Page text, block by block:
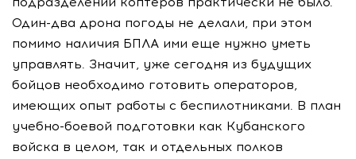
Один-два дрона погоды не делали, при этом
помимо наличия БПЛА ими еще нужно уметь
управлять. Значит, уже сегодня из будущих
бойцов необходимо готовить операторов,
имеющих опыт работы с беспилотниками. В план
учебно-боевой подготовки как Кубанского
войска в целом, так и отдельных полков